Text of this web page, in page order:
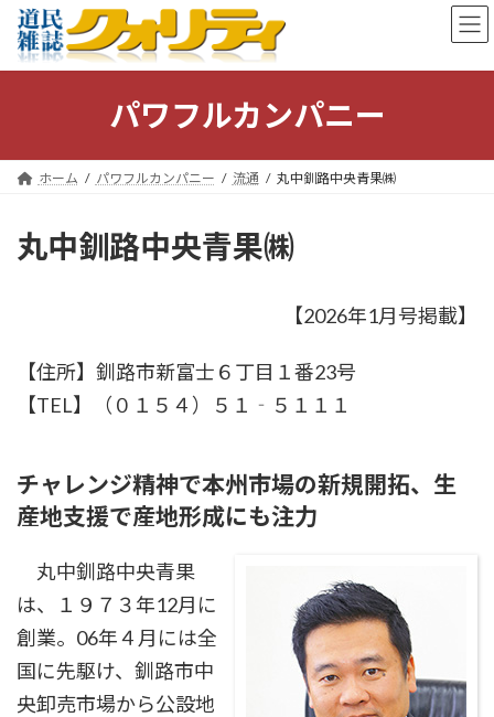
ン
キ
ー
に
パワフルカンパニー
ホーム パワフルカンパニー 流通 丸中釧路中央青果㈱
丸中釧路中央青果㈱
【2026年1月号掲載】
【住所】釧路市新富士６丁目１番23号
【TEL】（０１５４）５１‐５１１１
チャレンジ精神で本州市場の新規開拓、生
産地支援で産地形成にも注力
丸中釧路中央青果
は、１９７３年12月に
創業。06年４月には全
国に先駆け、釧路市中
央卸売市場から公設地